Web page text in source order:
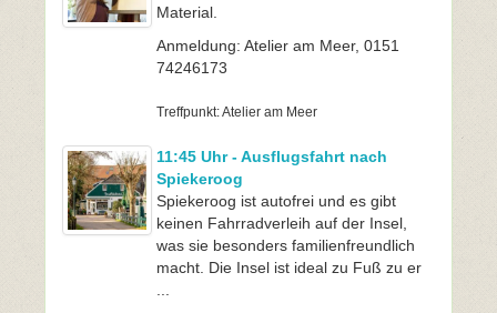
Material.
Anmeldung: Atelier am Meer, 0151
74246173
Treffpunkt: Atelier am Meer
11:45 Uhr - Ausflugsfahrt nach
Spiekeroog
Spiekeroog ist autofrei und es gibt
keinen Fahrradverleih auf der Insel,
was sie besonders familienfreundlich
macht. Die Insel ist ideal zu Fuß zu er